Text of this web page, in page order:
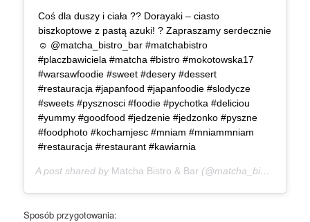
Coś dla duszy i ciała ?? Dorayaki – ciasto
biszkoptowe z pastą azuki! ? Zapraszamy serdecznie
☺ @matcha_bistro_bar #matchabistro
#placzbawiciela #matcha #bistro #mokotowska17
#warsawfoodie #sweet #desery #dessert
#restauracja #japanfood #japanfoodie #slodycze
#sweets #pysznosci #foodie #pychotka #deliciou
#yummy #goodfood #jedzenie #jedzonko #pyszne
#foodphoto #kochamjesc #mniam #mniammniam
#restauracja #restaurant #kawiarnia
A post shared by Matcha Bistro & Bar (@matcha_bistro_bar) on
Sposób przygotowania: